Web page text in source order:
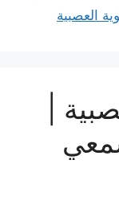
العصبية
|